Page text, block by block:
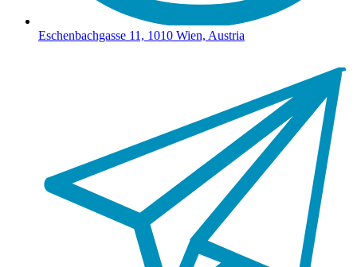
Eschenbachgasse 11, 1010 Wien, Austria